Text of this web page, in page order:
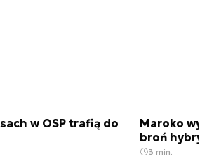
w OSP trafią do
Maroko
broń
3 min.